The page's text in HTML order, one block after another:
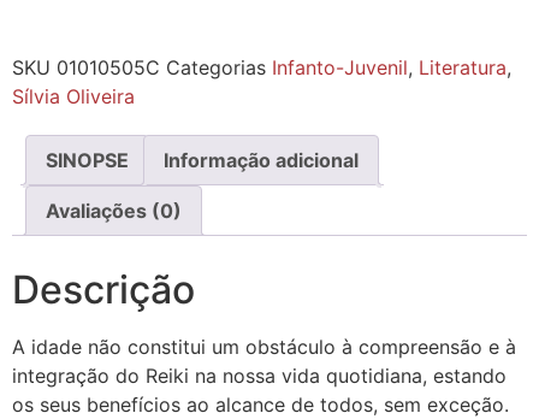
SKU 01010505C Categorias Infanto-Juvenil, Literatura,
Sílvia Oliveira
SINOPSE Informação adicional
Avaliações (0)
Descrição
A idade não constitui um obstáculo à compreensão e à
integração do Reiki na nossa vida quotidiana, estando
os seus benefícios ao alcance de todos, sem exceção.